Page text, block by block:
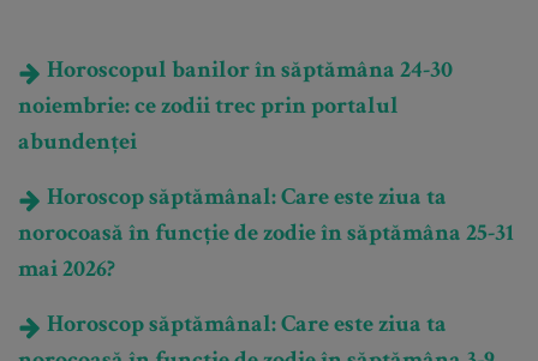
Horoscopul banilor în săptămâna 24-30
noiembrie: ce zodii trec prin portalul
abundenței
Horoscop săptămânal: Care este ziua ta
norocoasă în funcție de zodie în săptămâna 25-31
mai 2026?
Horoscop săptămânal: Care este ziua ta